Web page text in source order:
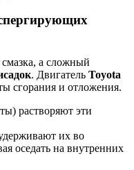
а сложный
. Двигатель Toyota
сгорания и отложения.
растворяют эти
их во
оседать на внутренних